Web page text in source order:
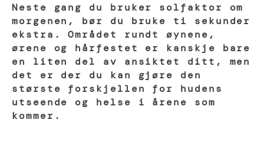
Neste gang du bruker solfaktor om
morgenen, bør du bruke ti sekunder
ekstra. Området rundt øynene,
ørene og hårfestet er kanskje bare
en liten del av ansiktet ditt, men
det er der du kan gjøre den
største forskjellen for hudens
utseende og helse i årene som
kommer.